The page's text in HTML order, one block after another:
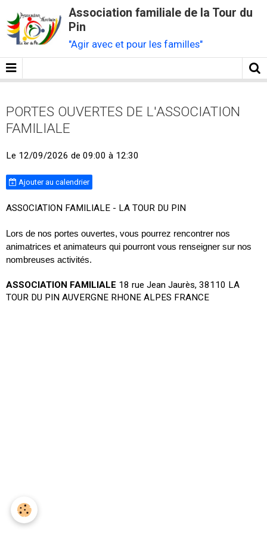
Association familiale de la Tour du
Pin
"Agir avec et pour les familles"
PORTES OUVERTES DE L'ASSOCIATION
FAMILIALE
Le 12/09/2026 de 09:00 à 12:30
Ajouter au calendrier
ASSOCIATION FAMILIALE - LA TOUR DU PIN
Lors de nos portes ouvertes, vous pourrez rencontrer nos
animatrices et animateurs qui pourront vous renseigner sur nos
nombreuses activités.
ASSOCIATION FAMILIALE 18 rue Jean Jaurès, 38110 LA
TOUR DU PIN AUVERGNE RHONE ALPES FRANCE